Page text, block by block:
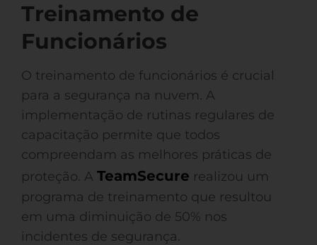
Treinamento de
Funcionários
O treinamento de funcionários é crucial
para a segurança na nuvem. A
implementação de rutinas regulares de
capacitação permite que todos
compreendam as melhores práticas de
proteção. A TeamSecure realizou um
programa de treinamento que resultou
em uma diminuição de 50% nos
incidentes de segurança.